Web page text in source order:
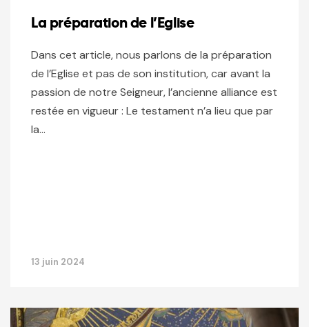
La préparation de l’Eglise
Dans cet article, nous parlons de la préparation
de l’Eglise et pas de son institution, car avant la
passion de notre Seigneur, l’ancienne alliance est
restée en vigueur : Le testament n’a lieu que par
la…
13 juin 2024